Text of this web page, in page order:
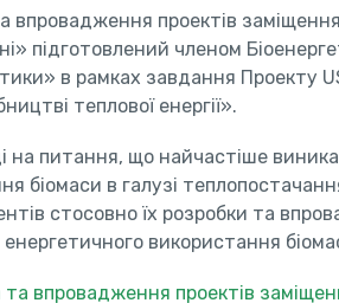
впровадження проектів
підготовлений членом
в рамках завдання Проекту
теплової енергії».
на питання, що найчастіше
біомаси в галузі
стосовно їх розробки та
використання
впровадження проектів